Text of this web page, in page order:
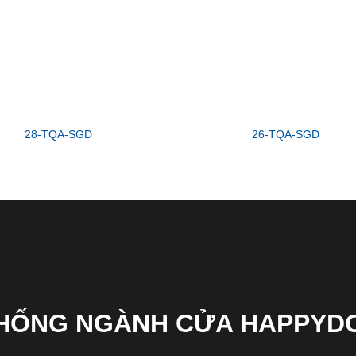
28-TQA-SGD 26-TQA-SGD
NGÀNH CỬA